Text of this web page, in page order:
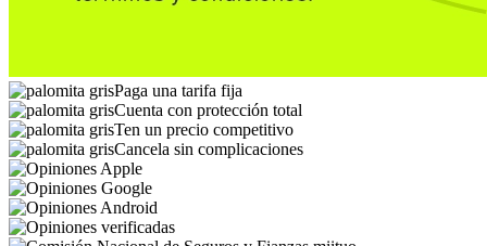
Paga una tarifa fija
Cuenta con protección total
Ten un precio competitivo
Cancela sin complicaciones